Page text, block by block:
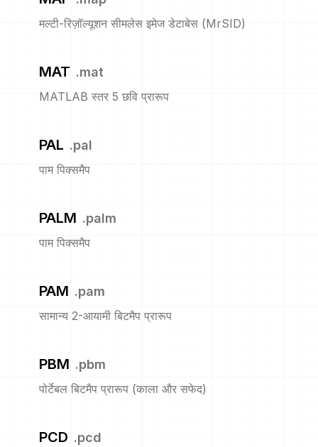
मल्टी-रिज़ॉल्यूशन सीमलेस इमेज डेटाबेस (MrSID)
MAT .mat
MATLAB स्तर 5 छवि प्रारूप
PAL .pal
पाम पिक्समैप
PALM .palm
पाम पिक्समैप
PAM .pam
सामान्य 2-आयामी बिटमैप प्रारूप
PBM .pbm
पोर्टेबल बिटमैप प्रारूप (काला और सफेद)
PCD .pcd